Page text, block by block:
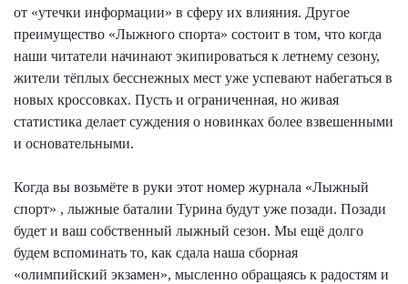
от «утечки информации» в сферу их влияния. Другое
преимущество «Лыжного спорта» состоит в том, что когда
наши читатели начинают экипироваться к летнему сезону,
жители тёплых бесснежных мест уже успевают набегаться в
новых кроссовках. Пусть и ограниченная, но живая
статистика делает суждения о новинках более взвешенными
и основательными.
Когда вы возьмёте в руки этот номер журнала «Лыжный
спорт» , лыжные баталии Турина будут уже позади. Позади
будет и ваш собственный лыжный сезон. Мы ещё долго
будем вспоминать то, как сдала наша сборная
«олимпийский экзамен», мысленно обращаясь к радостям и